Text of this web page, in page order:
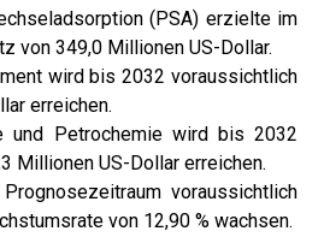
(PSA) erzielte im
von 349,0 Millionen US-Dollar.
wird bis 2032 voraussichtlich
erreichen.
und Petrochemie wird bis 2032
Millionen US-Dollar erreichen.
voraussichtlich
von 12,90 % wachsen.